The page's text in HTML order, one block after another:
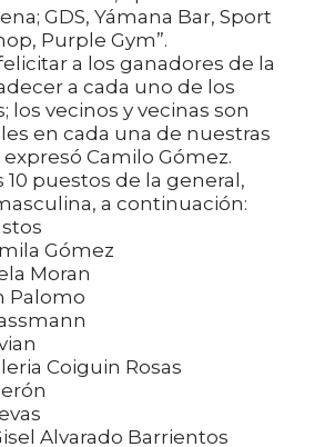
GDS, Yámana Bar, Sport
Purple Gym”.
a los ganadores de la
a cada uno de los
los vecinos y vecinas son
en cada una de nuestras
Camilo Gómez.
10 puestos de la general,
a continuación:
Gómez
Moran
Palomo
Coiguin Rosas
Alvarado Barrientos